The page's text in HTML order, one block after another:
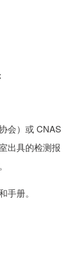
会）或 CNAS
出具的检测报
手册。